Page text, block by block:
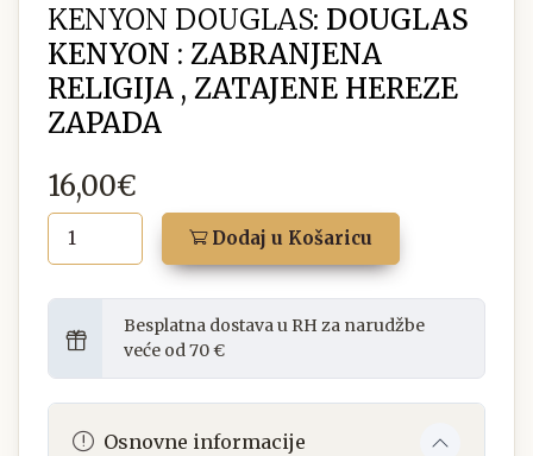
KENYON DOUGLAS: DOUGLAS
KENYON : ZABRANJENA
RELIGIJA , ZATAJENE HEREZE
ZAPADA
16,00€
Dodaj u Košaricu
Besplatna dostava u RH za narudžbe
veće od 70 €
Osnovne informacije